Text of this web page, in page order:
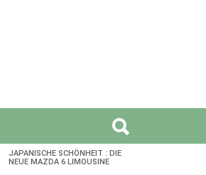
JAPANISCHE SCHÖNHEIT : DIE
NEUE MAZDA 6 LIMOUSINE